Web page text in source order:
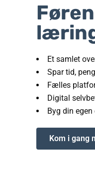
Et samlet
Spar tid,
Fælles
Digital
Byg din
Kom i gang